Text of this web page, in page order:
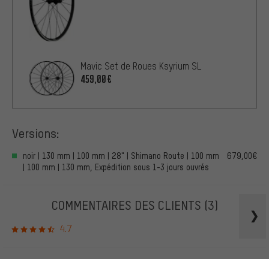
Mavic Set de Roues Ksyrium SL
459,00€
Versions:
noir | 130 mm | 100 mm | 28" | Shimano Route | 100 mm
| 100 mm | 130 mm, Expédition sous 1-3 jours ouvrés
679,00€
COMMENTAIRES DES CLIENTS (3)
4.7